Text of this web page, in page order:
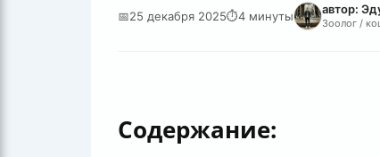
📅25 декабря 2025⏱4 минуты автор:
Зоолог /
Содержание: